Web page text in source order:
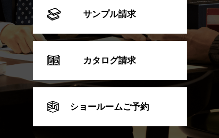
サンプル請求
カタログ請求
ショールームご予約